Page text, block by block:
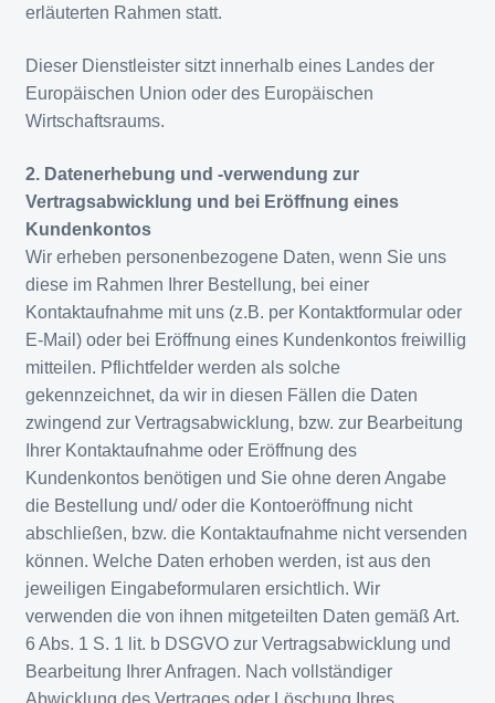
erläuterten Rahmen statt.
Dieser Dienstleister sitzt innerhalb eines Landes der
Europäischen Union oder des Europäischen
Wirtschaftsraums.
2. Datenerhebung und -verwendung zur
Vertragsabwicklung und bei Eröffnung eines
Kundenkontos
Wir erheben personenbezogene Daten, wenn Sie uns
diese im Rahmen Ihrer Bestellung, bei einer
Kontaktaufnahme mit uns (z.B. per Kontaktformular oder
E-Mail) oder bei Eröffnung eines Kundenkontos freiwillig
mitteilen. Pflichtfelder werden als solche
gekennzeichnet, da wir in diesen Fällen die Daten
zwingend zur Vertragsabwicklung, bzw. zur Bearbeitung
Ihrer Kontaktaufnahme oder Eröffnung des
Kundenkontos benötigen und Sie ohne deren Angabe
die Bestellung und/ oder die Kontoeröffnung nicht
abschließen, bzw. die Kontaktaufnahme nicht versenden
können. Welche Daten erhoben werden, ist aus den
jeweiligen Eingabeformularen ersichtlich. Wir
verwenden die von ihnen mitgeteilten Daten gemäß Art.
6 Abs. 1 S. 1 lit. b DSGVO zur Vertragsabwicklung und
Bearbeitung Ihrer Anfragen. Nach vollständiger
Abwicklung des Vertrages oder Löschung Ihres